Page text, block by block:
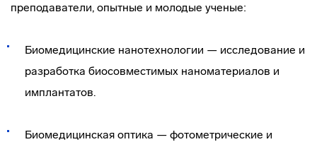
преподаватели, опытные и молодые ученые:
Биомедицинские нанотехнологии — исследование и
разработка биосовместимых наноматериалов и
имплантатов.
Биомедицинская оптика — фотометрические и